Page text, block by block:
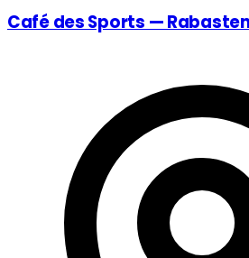
Café des Sports —